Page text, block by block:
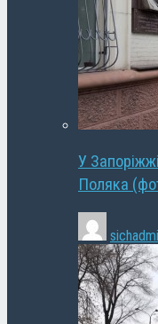
У
Поляка